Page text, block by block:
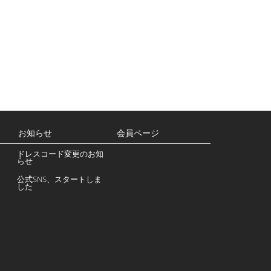
お知らせ
ドレスコード変更のお知
らせ
公式SNS、スタートしま
した
会員ページ